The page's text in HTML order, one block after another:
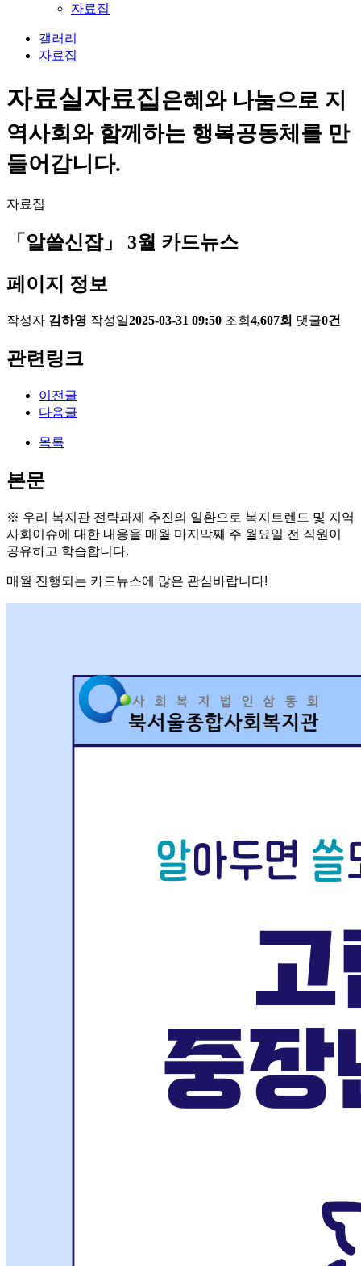
자료집
갤러리
자료집
자료실자료집은혜와 나눔으로 지
역사회와 함께하는 행복공동체를 만
들어갑니다.
자료집
「알쓸신잡」 3월 카드뉴스
페이지 정보
작성자 김하영 작성일2025-03-31 09:50 조회 4,607회 댓글0건
관련링크
이전글
다음글
목록
본문
※ 우리 복지관 전략과제 추진의 일환으로 복지트렌드 및 지역
사회이슈에 대한 내용을 매월 마지막째 주 월요일 전 직원이
공유하고 학습합니다.
매월 진행되는 카드뉴스에 많은 관심바랍니다!